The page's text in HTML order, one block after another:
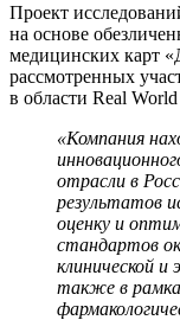
Проект
на основе
медицинских карт
рассмотренных
в области Real
«Компания
отрасли в
результатов
оценку и
стандартов
клинической и
также в